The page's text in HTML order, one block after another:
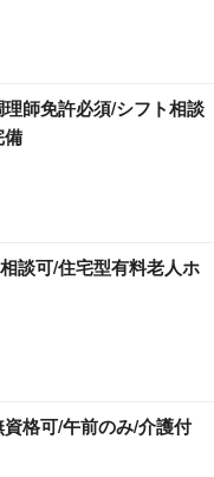
理師免許必須/シフト相談
備
談可/住宅型有料老人ホ
資格可/午前のみ/介護付